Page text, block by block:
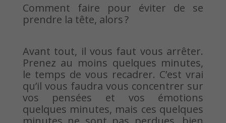
Comment faire pour éviter de se
prendre la tête, alors ?
Avant tout, il vous faut vous arrêter.
Prenez au moins quelques minutes,
le temps de vous recadrer. C’est vrai
qu’il vous faudra vous concentrer sur
vos pensées et vos émotions
quelques minutes, mais ces quelques